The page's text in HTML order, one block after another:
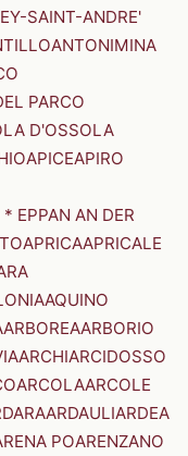
SAINT-ANDRE'
ANTONIMINA
PARCO
D'OSSOLA
APICEAPIRO
EPPAN AN DER
APRICAAPRICALE
AQUINO
ARBOREAARBORIO
ARCHIARCIDOSSO
ARCOLAARCOLE
ARDAULIARDEA
POARENZANO